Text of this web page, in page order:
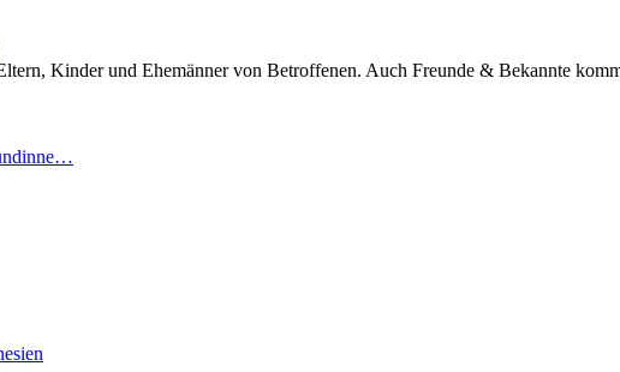
Kinder und Ehemänner von Betroffenen. Auch Freunde & Bekannte